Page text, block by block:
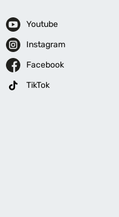
Youtube
Instagram
Facebook
TikTok